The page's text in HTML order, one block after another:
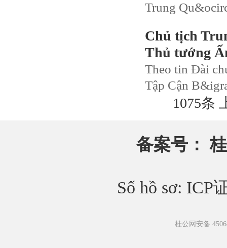
Trung
Chủ tịch
Thủ tướng
Theo tin Đài
Tập Cận
1075条
备案号：
Số hồ sơ: ICP
桂公网安备